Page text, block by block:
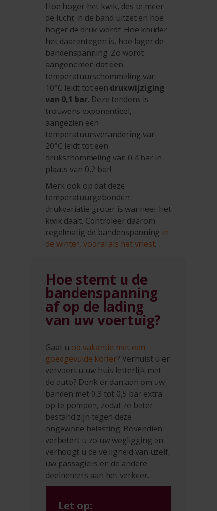
Hoe hoger het kwik, des te meer
de lucht in de band uitzet en hoe
hoger de druk wordt. Hoe kouder
het daarentegen is, hoe lager de
bandenspanning. Zo wordt
aangenomen dat een
temperatuurschommeling van
10°C leidt tot een drukwijziging
van 0,1 bar. Deze tendens is
trouwens exponentieel,
aangezien een
temperatuursverandering van
20°C leidt tot een
drukschommeling van 0,4 bar in
plaats van 0,2 bar!
Merk ook op dat deze
temperatuurgebonden
drukvariatie groter is wanneer het
kwik daalt. Controleer daarom
regelmatig de bandenspanning in
de winter, vooral als het vriest.
Hoe stemt u de
bandenspanning
af op de lading
van uw voertuig?
Gaat u op vakantie met een
goedgevulde koffer? Verhuist u en
vervoert u uw huis letterlijk met
de auto? Denk er dan aan om uw
banden met 0,3 tot 0,5 bar extra
op te pompen, zodat ze beter
bestand zijn tegen deze
ongewone belasting. Bovendien
verbetert u zo uw wegligging en
verhoogt u de veiligheid van uzelf,
uw passagiers en de andere
deelnemers aan het verkeer.
Let op::